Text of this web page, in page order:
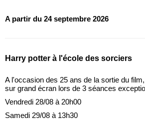
A partir du 24 septembre 2026
Harry potter à l'école des sorciers
A l'occasion des 25 ans de la sortie du
sur grand écran lors de 3 séances
Vendredi 28/08 à 20h00
Samedi 29/08 à 13h30